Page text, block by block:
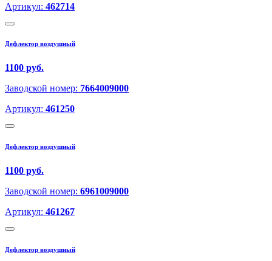
Артикул: 462714
Дефлектор воздушный
1100 руб.
Заводской номер: 7664009000
Артикул: 461250
Дефлектор воздушный
1100 руб.
Заводской номер: 6961009000
Артикул: 461267
Дефлектор воздушный